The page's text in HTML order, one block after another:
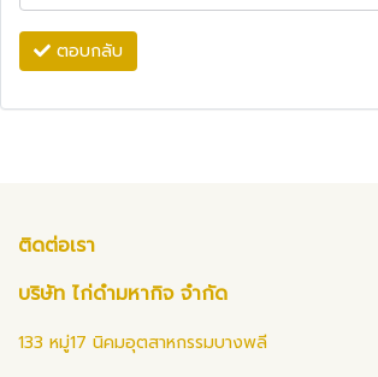
ตอบกลับ
ติดต่อเรา
บริษัท ไก่ดำมหากิจ จำกัด
133 หมู่17 นิคมอุตสาหกรรมบางพลี